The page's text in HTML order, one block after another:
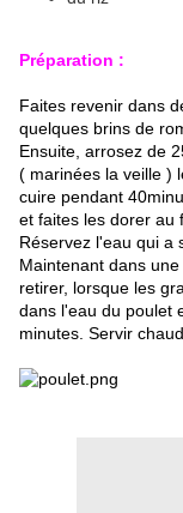
Préparation :
Faites revenir dans
quelques brins de
Ensuite, arrosez de
( marinées la veille )
cuire pendant
et faites les dorer au
Réservez l'eau qui a
Maintenant dans
retirer, lorsque les
dans l'eau du poulet
minutes. Servir